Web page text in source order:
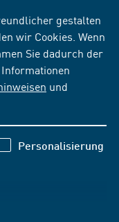
gestalten
wir Cookies. Wenn
Sie dadurch der
und
Personalisierung